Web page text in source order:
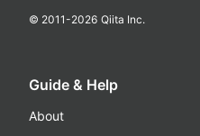
© 2011-2026 Qiita Inc.
Guide & Help
About